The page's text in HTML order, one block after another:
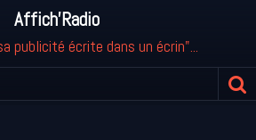
Affich'Radio
publicité écrite dans un écrin"...